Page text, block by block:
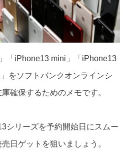
「iPhone13 mini」「iPhone13
をソフトバンクオンラインシ
確保するためのメモです。
シリーズを予約開始日にスムー
日ゲットを狙いましょう。